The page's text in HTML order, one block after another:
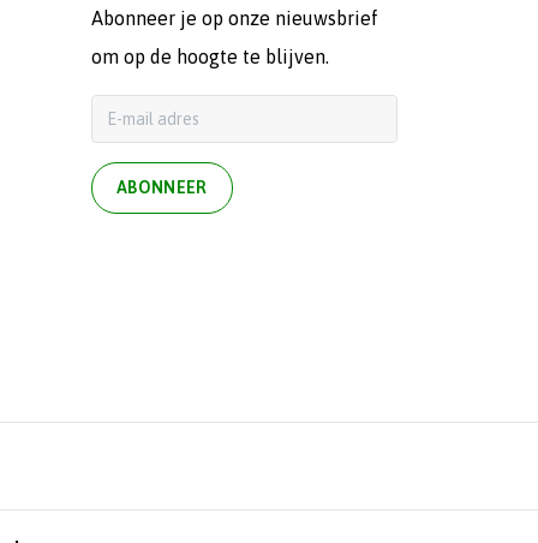
Abonneer je op onze nieuwsbrief
om op de hoogte te blijven.
ABONNEER